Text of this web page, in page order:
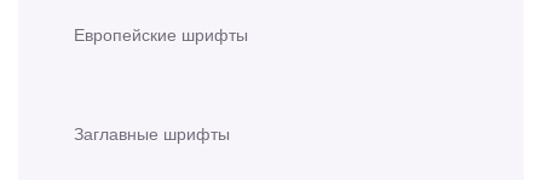
Европейские шрифты
Заглавные шрифты